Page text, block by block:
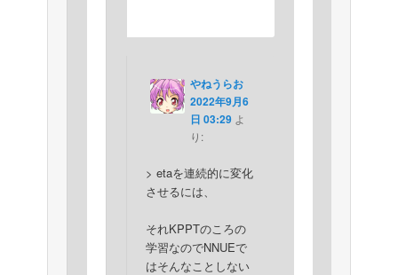
やねうらお
2022年9月6
日 03:29 よ
り:
> etaを連続的に変化
させるには、
それKPPTのころの
学習なのでNNUEで
はそんなことしない